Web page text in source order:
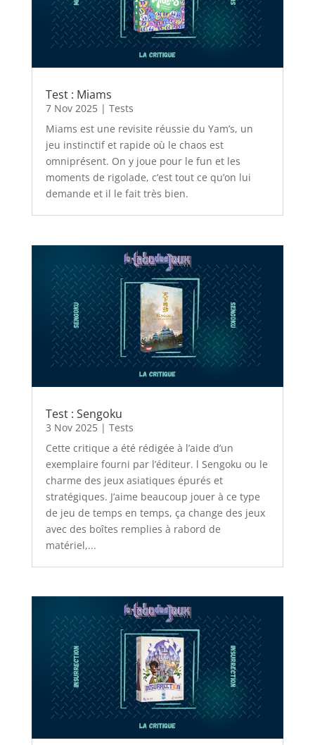
Test : Miams
7 Nov 2025| Tests
Miams est une revisite réussie du Yam’s, un
jeu instinctif et rapide où le chaos est
omniprésent. On y joue pour le fun et les
moments de rigolade, c’est tout ce qu’on lui
demande et il le fait très bien.
Test : Sengoku
3 Nov 2025| Tests
Cette critique a été rédigée à l’aide d’un
exemplaire fourni par l’éditeur. l Sengoku ou le
charme des jeux asiatiques épurés et
stratégiques. J’aime beaucoup jouer à ce type
de jeu de temps en temps, ça change des jeux
avec des boîtes remplies à rabord de
matériel,...